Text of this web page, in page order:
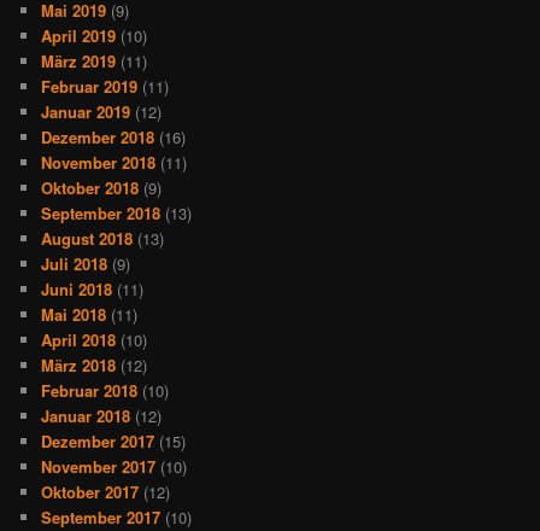
Mai 2019 (9)
April 2019 (10)
März 2019 (11)
Februar 2019 (11)
Januar 2019 (12)
Dezember 2018 (16)
November 2018 (11)
Oktober 2018 (9)
September 2018 (13)
August 2018 (13)
Juli 2018 (9)
Juni 2018 (11)
Mai 2018 (11)
April 2018 (10)
März 2018 (12)
Februar 2018 (10)
Januar 2018 (12)
Dezember 2017 (15)
November 2017 (10)
Oktober 2017 (12)
September 2017 (10)